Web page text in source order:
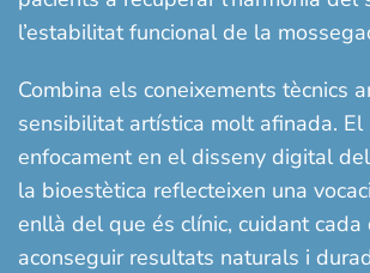
l’estabilitat funcional de la
Combina els coneixements tècnics
sensibilitat artística molt afinada. El
enfocament en el disseny digital
la bioestètica reflecteixen una
enllà del que és clínic, cuidant
aconseguir resultats naturals i